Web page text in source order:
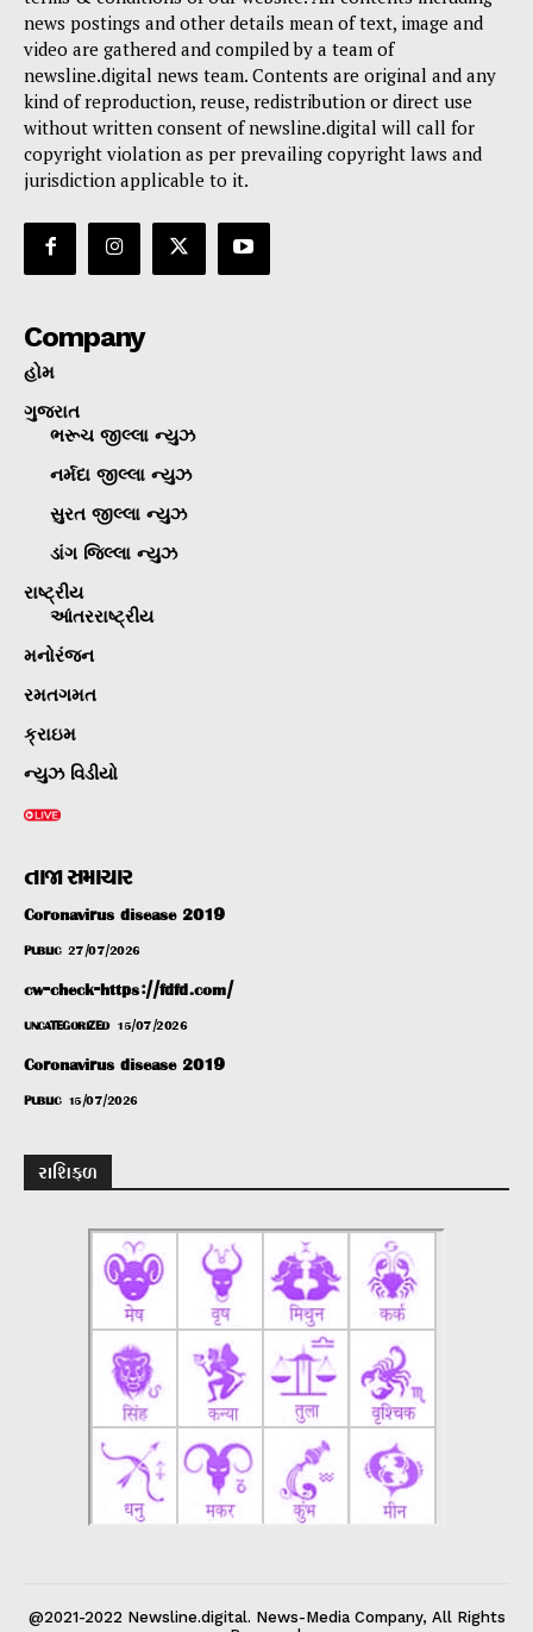
news postings and other details mean of text, image and
video are gathered and compiled by a team of
newsline.digital news team. Contents are original and any
kind of reproduction, reuse, redistribution or direct use
without written consent of newsline.digital will call for
copyright violation as per prevailing copyright laws and
jurisdiction applicable to it.
Company
હોમ
ગુજરાત
ભરૂચ જીલ્લા ન્યુઝ
નર્મદા જીલ્લા ન્યુઝ
સુરત જીલ્લા ન્યુઝ
ડાંગ જિલ્લા ન્યુઝ
રાષ્ટ્રીય
આંતરરાષ્ટ્રીય
મનોરંજન
રમતગમત
ક્રાઇમ
ન્યુઝ વિડીયો
તાજા સમાચાર
Coronavirus disease 2019
PUBLIC 27/07/2026
cw-check-https://fdfd.com/
UNCATEGORIZED 15/07/2026
Coronavirus disease 2019
PUBLIC 15/07/2026
રાશિફળ
@2021-2022 Newsline.digital. News-Media Company, All Rights